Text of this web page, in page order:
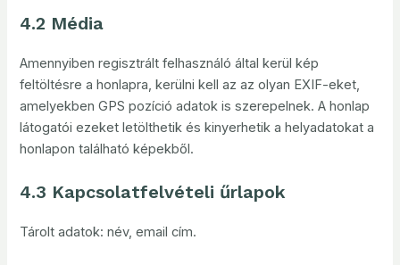
4.2 Média
Amennyiben regisztrált felhasználó által kerül kép
feltöltésre a honlapra, kerülni kell az az olyan EXIF-eket,
amelyekben GPS pozíció adatok is szerepelnek. A honlap
látogatói ezeket letölthetik és kinyerhetik a helyadatokat a
honlapon található képekből.
4.3 Kapcsolatfelvételi űrlapok
Tárolt adatok: név, email cím.